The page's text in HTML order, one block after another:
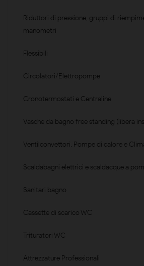
Riduttori di pressione, gruppi di
manometri
Flessibili
Circolatori/Elettropompe
Cronotermostati e Centraline
Vasche da bagno free standing (libera
Ventilconvettori, Pompe di calore e
Scaldabagni elettrici e scaldacque a
Sanitari bagno
Cassette di scarico WC
Trituratori WC
Attrezzature Professionali